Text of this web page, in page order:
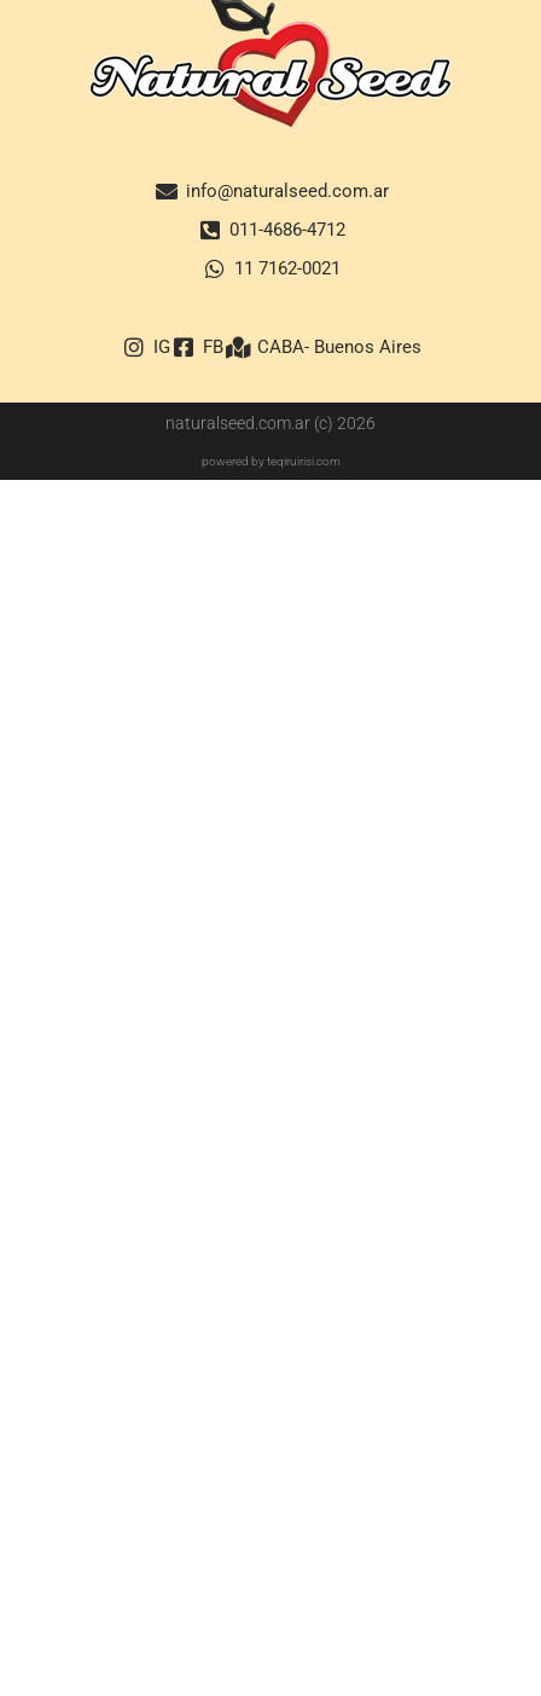
info@naturalseed.com.ar
011-4686-4712
11 7162-0021
IG FB CABA- Buenos Aires
naturalseed.com.ar (c) 2026
powered by teqiruirisi.com